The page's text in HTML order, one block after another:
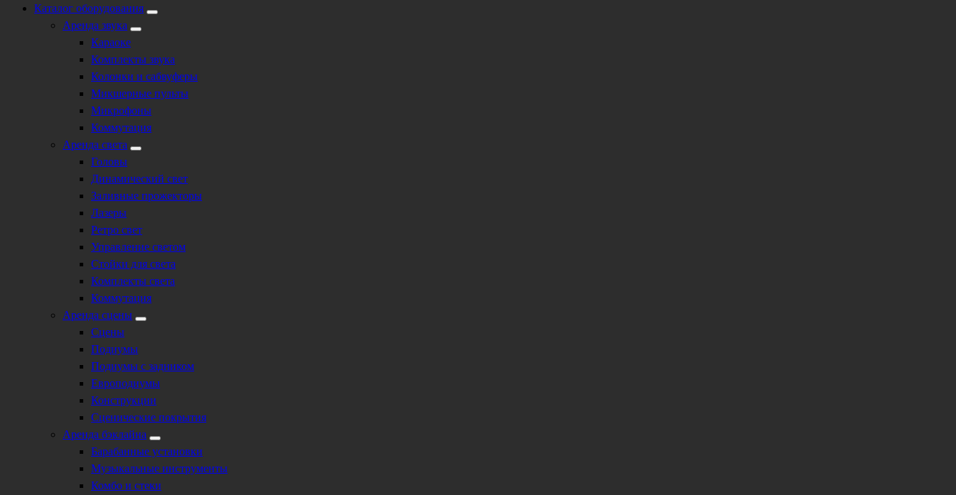
Каталог оборудования
Аренда звука
Караоке
Комплекты звука
Колонки и сабвуферы
Микшерные пульты
Микрофоны
Коммутация
Аренда света
Головы
Динамический свет
Заливные прожекторы
Лазеры
Ретро свет
Управление светом
Стойки для света
Комплекты света
Коммутация
Аренда сцены
Сцены
Подиумы
Подиумы с задником
Европодиумы
Конструкции
Сценические покрытия
Аренда бэклайна
Барабанные установки
Музыкальные инструменты
Комбо и стеки